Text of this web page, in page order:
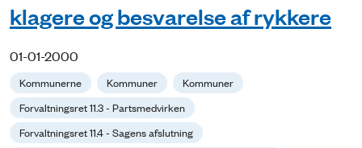
klagere og besvarelse af rykkere
01-01-2000
Kommunerne Kommuner
Kommuner
Forvaltningsret 11.3 - Partsmedvirken
Forvaltningsret 11.4 - Sagens afslutning